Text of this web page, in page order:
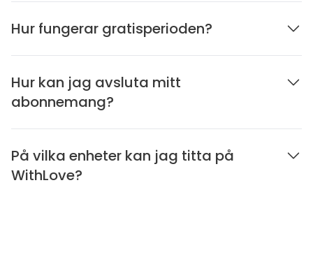
Hur fungerar gratisperioden?
Hur kan jag avsluta mitt
abonnemang?
På vilka enheter kan jag titta på
WithLove?